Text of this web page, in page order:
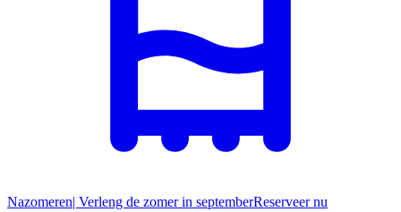
Nazomeren| Verleng de zomer in septemberReserveer nu